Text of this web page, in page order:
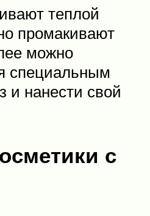
теплой
промакивают
можно
специальным
и нанести свой
с